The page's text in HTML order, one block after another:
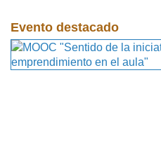
Evento destacado